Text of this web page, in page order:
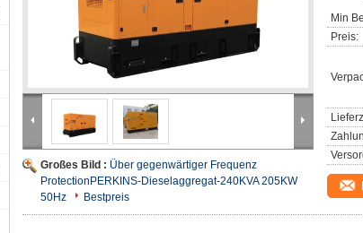
Großes Bild : Über gegenwärtiger Frequenz
ProtectionPERKINS-Dieselaggregat-240KVA 205KW
50Hz
Bestpreis
Min
Preis: